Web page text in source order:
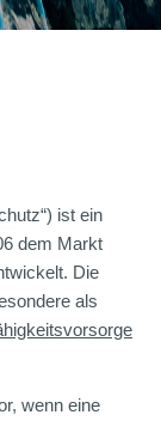
ist ein
dem Markt
Die
als
wenn eine